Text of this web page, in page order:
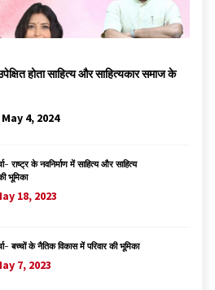
होता साहित्य और साहित्यकार समाज के
May 4, 2024
राष्ट्र के नवनिर्माण में साहित्य और साहित्य
भूमिका
18, 2023
बच्चों के नैतिक विकास में परिवार की भूमिका
7, 2023